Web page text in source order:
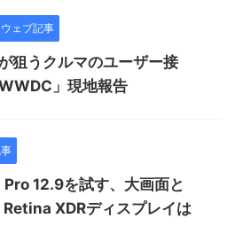
ウェブ記事
狙うクルマのユーザー接
」現地報告
12.9を試す、大画面と
XDRディスプレイは